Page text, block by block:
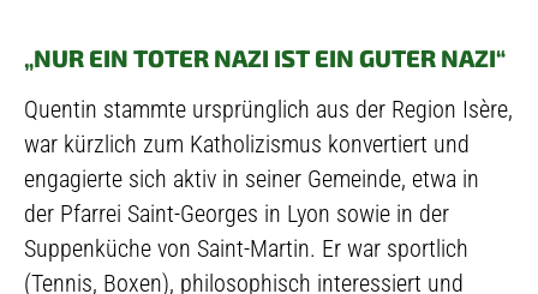
„NUR EIN TOTER NAZI IST EIN GUTER NAZI“
Quentin stammte ursprünglich aus der Region Isère,
war kürzlich zum Katholizismus konvertiert und
engagierte sich aktiv in seiner Gemeinde, etwa in
der Pfarrei Saint-Georges in Lyon sowie in der
Suppenküche von Saint-Martin. Er war sportlich
(Tennis, Boxen), philosophisch interessiert und